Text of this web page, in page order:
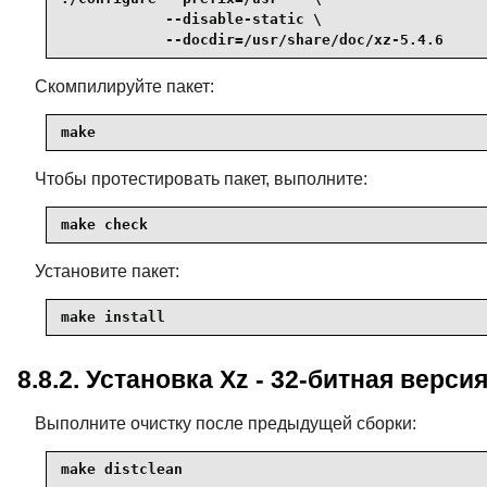
            --disable-static \
            --docdir=/usr/share/doc/xz-5.4.6
Скомпилируйте пакет:
make
Чтобы протестировать пакет, выполните:
make check
Установите пакет:
make install
8.8.2. Установка Xz - 32-битная версия
Выполните очистку после предыдущей сборки:
make distclean